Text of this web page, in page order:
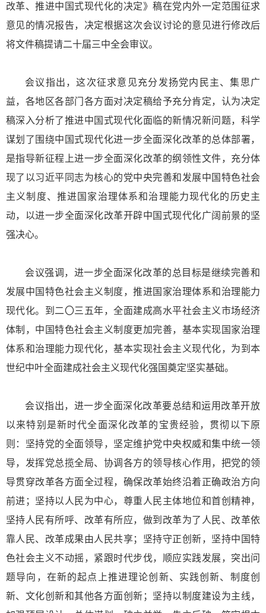
改革、推进中国式现代化的决定》稿在党内外一定范围征求
意见的情况报告，决定根据这次会议讨论的意见进行修改后
将文件稿提请二十届三中全会审议。
会议指出，这次征求意见充分发扬党内民主、集思广
益，各地区各部门各方面对决定稿给予充分肯定，认为决定
稿深入分析了推进中国式现代化面临的新情况新问题，科学
谋划了围绕中国式现代化进一步全面深化改革的总体部署，
是指导新征程上进一步全面深化改革的纲领性文件，充分体
现了以习近平同志为核心的党中央完善和发展中国特色社会
主义制度、推进国家治理体系和治理能力现代化的历史主
动，以进一步全面深化改革开辟中国式现代化广阔前景的坚
强决心。
会议强调，进一步全面深化改革的总目标是继续完善和
发展中国特色社会主义制度，推进国家治理体系和治理能力
现代化。到二〇三五年，全面建成高水平社会主义市场经济
体制，中国特色社会主义制度更加完善，基本实现国家治理
体系和治理能力现代化，基本实现社会主义现代化，为到本
世纪中叶全面建成社会主义现代化强国奠定坚实基础。
会议指出，进一步全面深化改革要总结和运用改革开放
以来特别是新时代全面深化改革的宝贵经验，贯彻以下原
则：坚持党的全面领导，坚定维护党中央权威和集中统一领
导，发挥党总揽全局、协调各方的领导核心作用，把党的领
导贯穿改革各方面全过程，确保改革始终沿着正确政治方向
前进；坚持以人民为中心，尊重人民主体地位和首创精神，
坚持人民有所呼、改革有所应，做到改革为了人民、改革依
靠人民、改革成果由人民共享；坚持守正创新，坚持中国特
色社会主义不动摇，紧跟时代步伐，顺应实践发展，突出问
题导向，在新的起点上推进理论创新、实践创新、制度创
新、文化创新和其他各方面创新；坚持以制度建设为主线，